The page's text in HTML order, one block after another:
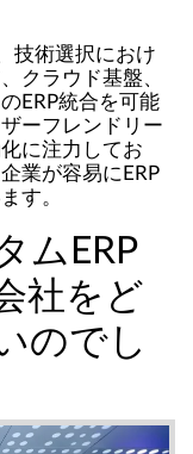
技術選択におけ
クラウド基盤、
ERP統合を可能
ーフレンドリー
に注力してお
業が容易にERP
す。
ムERP
社をど
のでし